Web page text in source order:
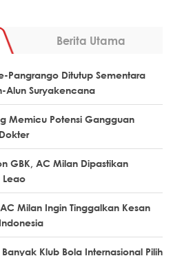
Berita Utama
Pangrango Ditutup Sementara
Alun Suryakencana
Memicu Potensi Gangguan
GBK, AC Milan Dipastikan
Leao
Milan Ingin Tinggalkan Kesan
Klub Bola Internasional Pilih